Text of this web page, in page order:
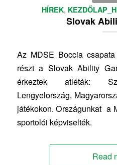
HÍREK,
Slovak
Az MDSE Boccia
részt a Slovak Ability
érkeztek atléták:
Lengyelország,
játékokon. Országunkat a
sportolói képviselték.
Read